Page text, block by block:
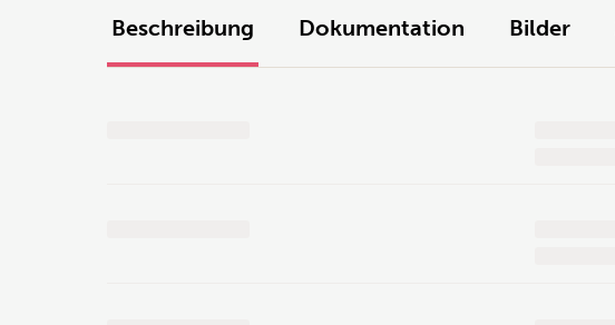
Beschreibung Dokumentation Bilder